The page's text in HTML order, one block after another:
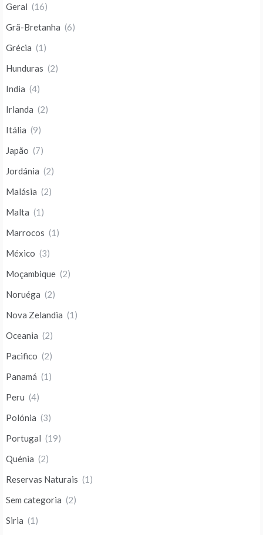
Geral (16)
Grã-Bretanha (6)
Grécia (1)
Hunduras (2)
India (4)
Irlanda (2)
Itália (9)
Japão (7)
Jordánia (2)
Malásia (2)
Malta (1)
Marrocos (1)
México (3)
Moçambique (2)
Noruéga (2)
Nova Zelandia (1)
Oceania (2)
Pacifico (2)
Panamá (1)
Peru (4)
Polónia (3)
Portugal (19)
Quénia (2)
Reservas Naturais (1)
Sem categoria (2)
Siria (1)